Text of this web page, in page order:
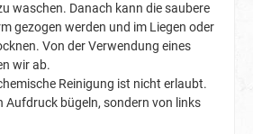
waschen. Danach kann die saubere
gezogen werden und im Liegen oder
Von der Verwendung eines
wir ab.
Reinigung ist nicht erlaubt.
Aufdruck bügeln, sondern von links